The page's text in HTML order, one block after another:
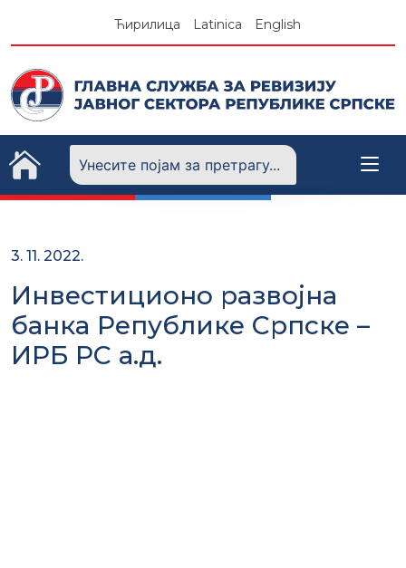
Ћирилица Latinica English
3. 11. 2022.
Инвестиционо развојна
банка Републике Српске –
ИРБ РС а.д.